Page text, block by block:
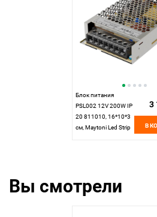
Блок питания
PSL002 12V 200W IP
20 811010, 16*10*3
см, Maytoni Led Strip
3
В
Вы смотрели